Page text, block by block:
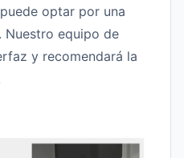
optar por una
equipo de
y recomendará la